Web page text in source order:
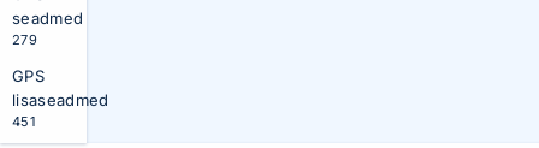
seadmed
279
GPS
lisaseadmed
451